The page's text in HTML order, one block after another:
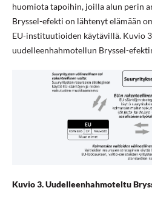
huomiota tapoihin, joilla alun perin
Bryssel-efekti on lähtenyt elämään
EU-instituutioiden käytävillä. Kuvio
uudelleenhahmotellun Bryssel-
Kuvio 3. Uudelleenhahmoteltu